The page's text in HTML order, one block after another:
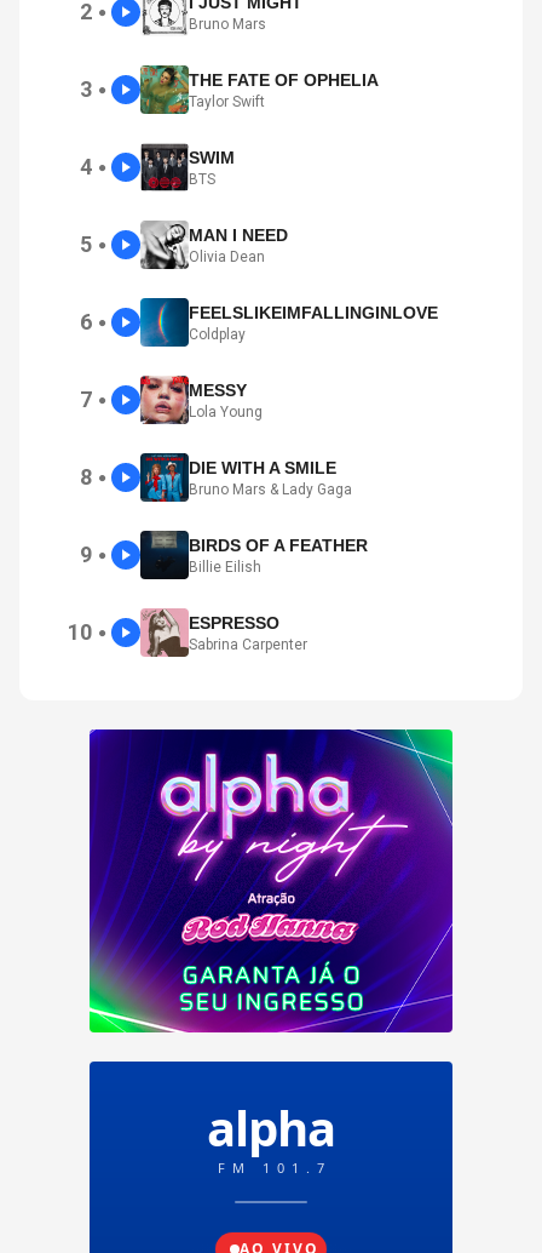
2 ●
Bruno Mars
3 ● THE FATE OF OPHELIA
Taylor Swift
4 ● SWIM
BTS
5 ● MAN I NEED
Olivia Dean
6 ● FEELSLIKEIMFALLINGINLOVE
Coldplay
7 ● MESSY
Lola Young
8 ● DIE WITH A SMILE
Bruno Mars & Lady Gaga
9 ● BIRDS OF A FEATHER
Billie Eilish
10 ● ESPRESSO
Sabrina Carpenter